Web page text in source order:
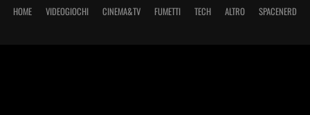
HOME VIDEOGIOCHI CINEMA&TV FUMETTI TECH ALTRO SPACENERD